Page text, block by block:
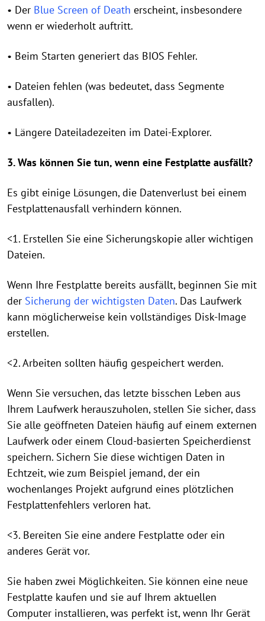
• Der Blue Screen of Death erscheint, insbesondere
wenn er wiederholt auftritt.
• Beim Starten generiert das BIOS Fehler.
• Dateien fehlen (was bedeutet, dass Segmente
ausfallen).
• Längere Dateiladezeiten im Datei-Explorer.
3. Was können Sie tun, wenn eine Festplatte ausfällt?
Es gibt einige Lösungen, die Datenverlust bei einem
Festplattenausfall verhindern können.
<1. Erstellen Sie eine Sicherungskopie aller wichtigen
Dateien.
Wenn Ihre Festplatte bereits ausfällt, beginnen Sie mit
der Sicherung der wichtigsten Daten. Das Laufwerk
kann möglicherweise kein vollständiges Disk-Image
erstellen.
<2. Arbeiten sollten häufig gespeichert werden.
Wenn Sie versuchen, das letzte bisschen Leben aus
Ihrem Laufwerk herauszuholen, stellen Sie sicher, dass
Sie alle geöffneten Dateien häufig auf einem externen
Laufwerk oder einem Cloud-basierten Speicherdienst
speichern. Sichern Sie diese wichtigen Daten in
Echtzeit, wie zum Beispiel jemand, der ein
wochenlanges Projekt aufgrund eines plötzlichen
Festplattenfehlers verloren hat.
<3. Bereiten Sie eine andere Festplatte oder ein
anderes Gerät vor.
Sie haben zwei Möglichkeiten. Sie können eine neue
Festplatte kaufen und sie auf Ihrem aktuellen
Computer installieren, was perfekt ist, wenn Ihr Gerät